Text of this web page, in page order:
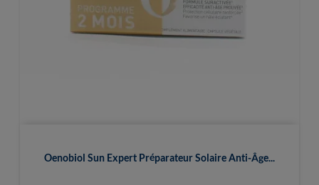
Oenobiol Sun Expert Préparateur Solaire Anti-Âge...